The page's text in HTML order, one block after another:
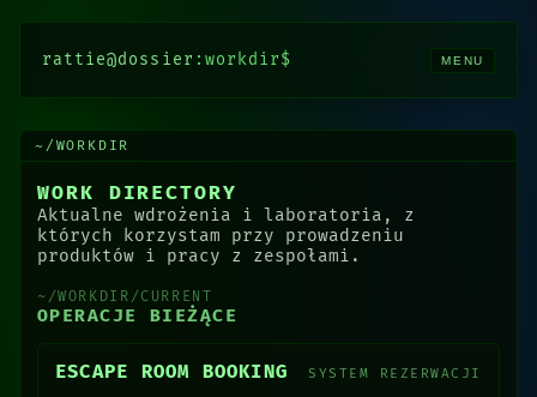
rattie@dossier :workdir$ MENU
~/WORKDIR
WORK DIRECTORY
Aktualne wdrożenia i laboratoria, z
których korzystam przy prowadzeniu
produktów i pracy z zespołami.
~/WORKDIR/CURRENT
OPERACJE BIEŻĄCE
ESCAPE ROOM BOOKING SYSTEM REZERWACJI